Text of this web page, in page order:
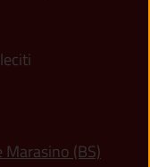
(BS)